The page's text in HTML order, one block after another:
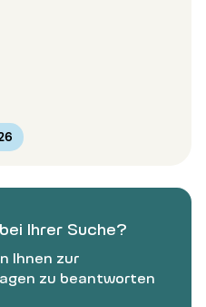
Ihrer Suche?
Ihnen zur
zu beantworten